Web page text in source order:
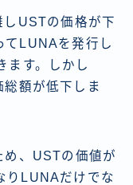
USTの価格が下
てLUNAを発行し
ます。しかし
額が低下しま
め、USTの価値が
りLUNAだけでな